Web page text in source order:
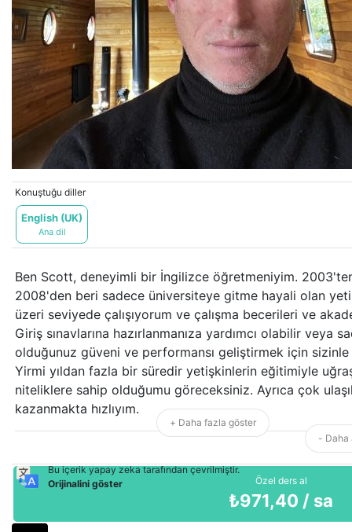
Konuştuğu diller
English (UK)
Ana dil
Ben Scott, deneyimli bir İngilizce öğretmeniyim.
2008'den beri sadece üniversiteye gitme hayali olan
üzeri seviyede çalışıyorum ve çalışma becerileri ve
Giriş sınavlarına hazırlanmanıza yardımcı olabilir veya
olduğunuz güveni ve performansı geliştirmek için
Yirmi yıldan fazla bir süredir yetişkinlerin eğitimiyle
niteliklere sahip olduğumu göreceksiniz. Ayrıca çok
kazanmakta hızlıyım.
Bu içerik yapay zeka tarafından çevrilmiştir.
Orijinalini göster
+ Daha fazla göster
- Daha
Özel ders al
₺971,40 / sa